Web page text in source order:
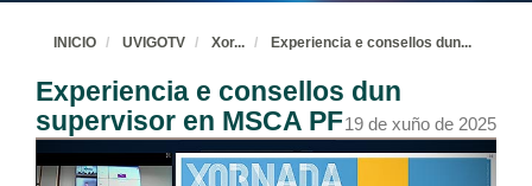
INICIO UVIGOTV Xor... Experiencia e consellos dun...
Experiencia e consellos dun
supervisor en MSCA PF19 de xuño de 2025